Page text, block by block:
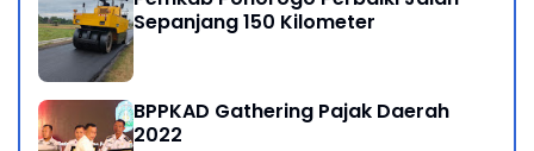
Sepanjang 150 Kilometer
BPPKAD Gathering Pajak Daerah
2022